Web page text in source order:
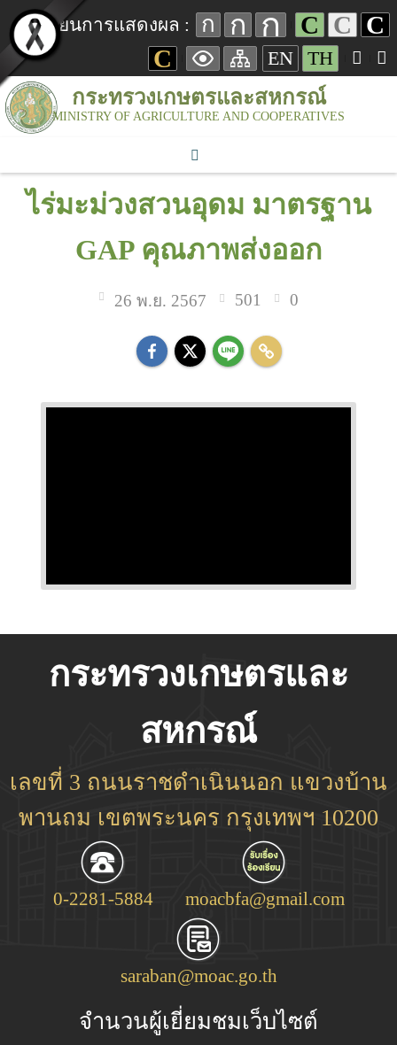
เปลี่ยนการแสดงผล : ก ก ก C C C
C
EN TH
กระทรวงเกษตรและสหกรณ์
MINISTRY OF AGRICULTURE AND COOPERATIVES
ไร่มะม่วงสวนอุดม มาตรฐาน
GAP คุณภาพส่งออก
26 พ.ย. 2567 501 0
กระทรวงเกษตรและ
สหกรณ์
เลขที่ 3 ถนนราชดำเนินนอก แขวงบ้าน
พานถม เขตพระนคร กรุงเทพฯ 10200
0-2281-5884 moacbfa@gmail.com
saraban@moac.go.th
จำนวนผู้เยี่ยมชมเว็บไซต์